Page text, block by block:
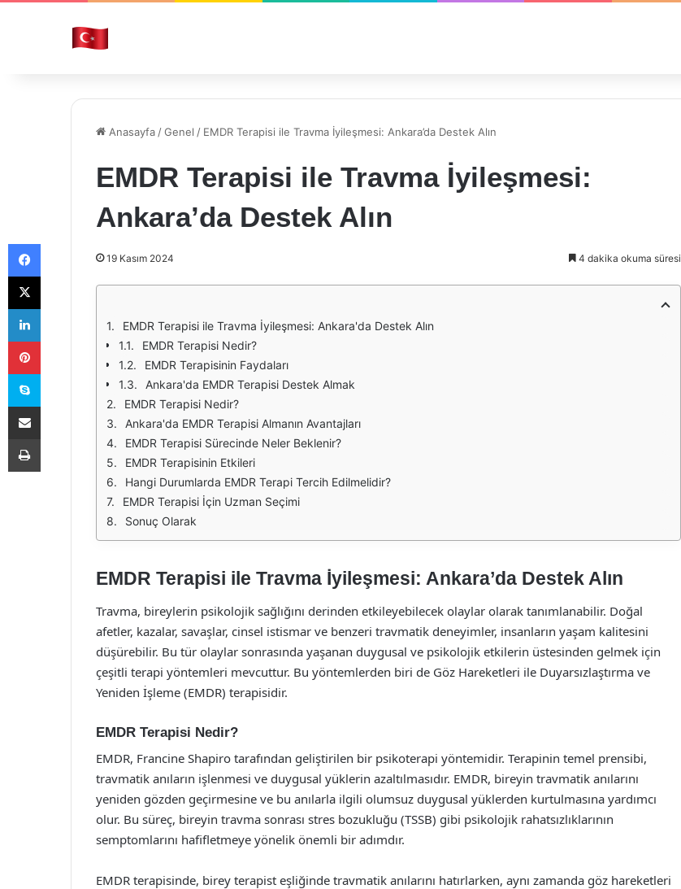
Anasayfa /Genel / EMDR Terapisi ile Travma İyileşmesi: Ankara’da Destek Alın
EMDR Terapisi ile Travma İyileşmesi:
Ankara’da Destek Alın
19 Kasım 2024 4 dakika okuma süresi
EMDR Terapisi ile Travma İyileşmesi: Ankara'da Destek Alın
EMDR Terapisi Nedir?
EMDR Terapisinin Faydaları
Ankara'da EMDR Terapisi Destek Almak
EMDR Terapisi Nedir?
Ankara'da EMDR Terapisi Almanın Avantajları
EMDR Terapisi Sürecinde Neler Beklenir?
EMDR Terapisinin Etkileri
Hangi Durumlarda EMDR Terapi Tercih Edilmelidir?
EMDR Terapisi İçin Uzman Seçimi
Sonuç Olarak
EMDR Terapisi ile Travma İyileşmesi: Ankara’da Destek Alın
Travma, bireylerin psikolojik sağlığını derinden etkileyebilecek olaylar olarak tanımlanabilir. Doğal
afetler, kazalar, savaşlar, cinsel istismar ve benzeri travmatik deneyimler, insanların yaşam kalitesini
düşürebilir. Bu tür olaylar sonrasında yaşanan duygusal ve psikolojik etkilerin üstesinden gelmek için
çeşitli terapi yöntemleri mevcuttur. Bu yöntemlerden biri de Göz Hareketleri ile Duyarsızlaştırma ve
Yeniden İşleme (EMDR) terapisidir.
EMDR Terapisi Nedir?
EMDR, Francine Shapiro tarafından geliştirilen bir psikoterapi yöntemidir. Terapinin temel prensibi,
travmatik anıların işlenmesi ve duygusal yüklerin azaltılmasıdır. EMDR, bireyin travmatik anılarını
yeniden gözden geçirmesine ve bu anılarla ilgili olumsuz duygusal yüklerden kurtulmasına yardımcı
olur. Bu süreç, bireyin travma sonrası stres bozukluğu (TSSB) gibi psikolojik rahatsızlıklarının
semptomlarını hafifletmeye yönelik önemli bir adımdır.
EMDR terapisinde, birey terapist eşliğinde travmatik anılarını hatırlarken, aynı zamanda göz hareketleri
Facebook
X
LinkedIn
Pinterest
Skype
E-Posta ile paylaş